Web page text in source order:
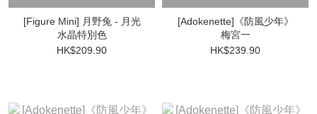
[Figure Mini] 月野兔 - 月光
水晶特別色
HK$209.90
[Adokenette]《防風少年》
梅宮一
HK$239.90